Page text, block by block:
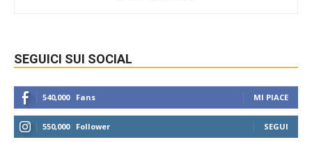
SEGUICI SUI SOCIAL
540,000 Fans MI PIACE
550,000 Follower SEGUI